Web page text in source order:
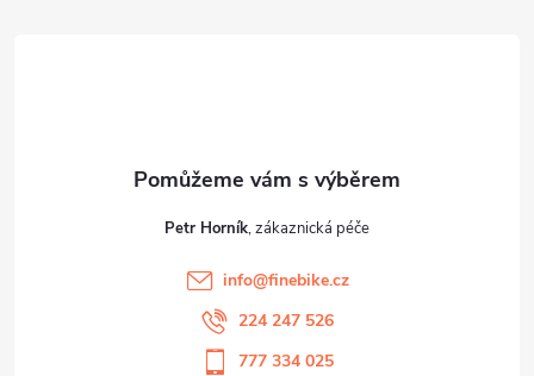
Petr Horník
info@finebike.cz
224 247 526
777 334 025